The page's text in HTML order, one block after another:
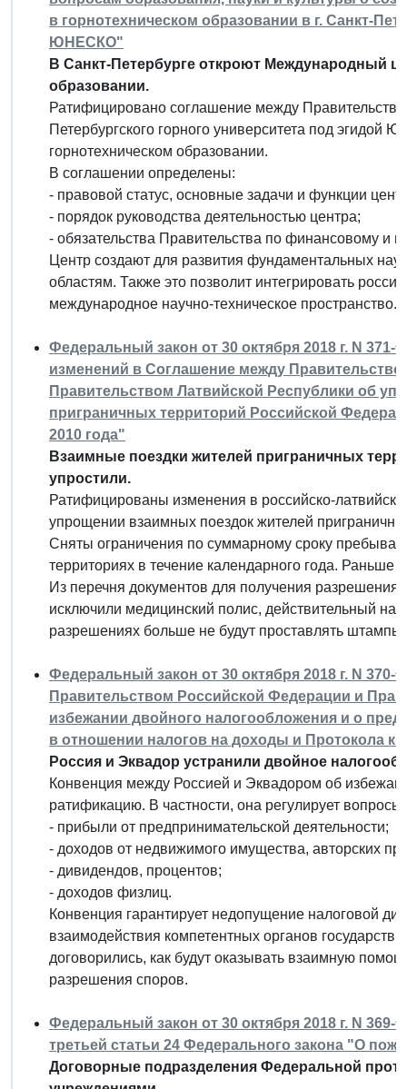
в горнотехническом образовании в г. Санкт-
ЮНЕСКО"
В Санкт-Петербурге откроют Международный
образовании.
Ратифицировано соглашение между
Петербургского горного университета под
горнотехническом образовании.
В соглашении определены:
- правовой статус, основные задачи и функции
- порядок руководства деятельностью центра;
- обязательства Правительства по финансовому и
Центр создают для развития фундаментальных
областям. Также это позволит интегрировать
международное научно-техническое пространство.
Федеральный закон от 30 октября 2018 г. N
изменений в Соглашение между
Правительством Латвийской Республики об
приграничных территорий Российской
2010 года"
Взаимные поездки жителей приграничных
упростили.
Ратифицированы изменения в российско-
упрощении взаимных поездок жителей
Сняты ограничения по суммарному сроку
территориях в течение календарного года. Раньше
Из перечня документов для получения
исключили медицинский полис, действительный на
разрешениях больше не будут проставлять штампы
Федеральный закон от 30 октября 2018 г. N
Правительством Российской Федерации и
избежании двойного налогообложения и о
в отношении налогов на доходы и Протокола к
Россия и Эквадор устранили двойное
Конвенция между Россией и Эквадором об
ратификацию. В частности, она регулирует
- прибыли от предпринимательской деятельности;
- доходов от недвижимого имущества, авторских
- дивидендов, процентов;
- доходов физлиц.
Конвенция гарантирует недопущение налоговой
взаимодействия компетентных органов
договорились, как будут оказывать взаимную
разрешения споров.
Федеральный закон от 30 октября 2018 г. N
третьей статьи 24 Федерального закона "О
Договорные подразделения Федеральной